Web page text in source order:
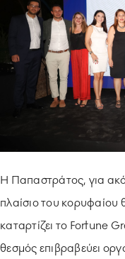
ΕΡΓΑZOMΕΝΟΙ
ΠΕΡΙΒΑΛΛΟΝ
ΚΟΙΝΩΝΙA
Η Παπαστράτος, για
πλαίσιο του κορυφαίου
καταρτίζει το Fortune
θεσμός επιβραβεύει